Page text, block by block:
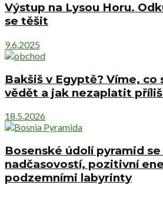
Výstup na Lysou Horu.
se těšit
9.6.2025
Bakšiš v Egyptě? Víme, co
vědět a jak nezaplatit
18.5.2026
Bosenské údolí pyramid se
nadčasovostí, pozitivní
podzemními labyrinty